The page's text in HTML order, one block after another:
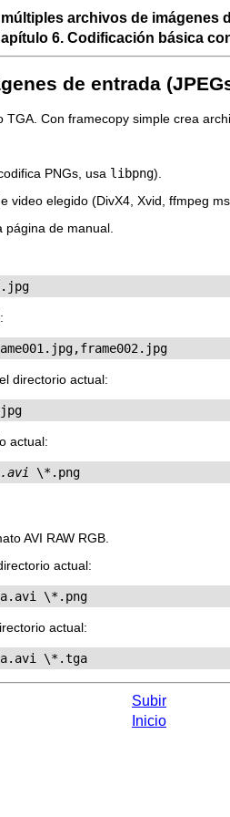
archivos de imágenes
6. Codificación básica
de entrada
Con framecopy simple crea
PNGs, usa libpng).
elegido (DivX4, Xvid, ffmpeg
de manual.
directorio actual:
actual:
\*.png
AVI RAW RGB.
actual:
\*.png
actual:
\*.tga
Subir
Inicio